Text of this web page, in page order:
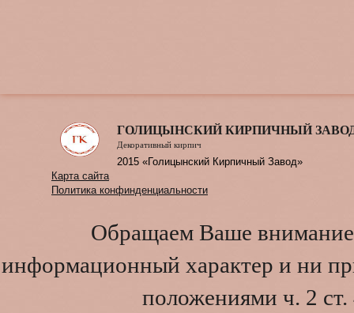
ГОЛИЦЫНСКИЙ КИРПИЧНЫЙ
Декоративный кирпич
2015 «Голицынский Кирпичный Завод»
Карта сайта
Политика конфинденциальности
Обращаем Ваше внимание
информационный характер и ни
положениями ч. 2